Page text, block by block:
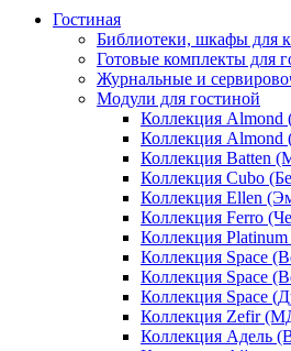
Гостиная
Библиотеки, шкафы для
Готовые комплекты для
Журнальные и
Модули для гостиной
Коллекция
Коллекция
Коллекция Batten
Коллекция Cubo
Коллекция Ellen
Коллекция Ferro
Коллекция
Коллекция Space
Коллекция Space
Коллекция Space
Коллекция Zefir
Коллекция Адель